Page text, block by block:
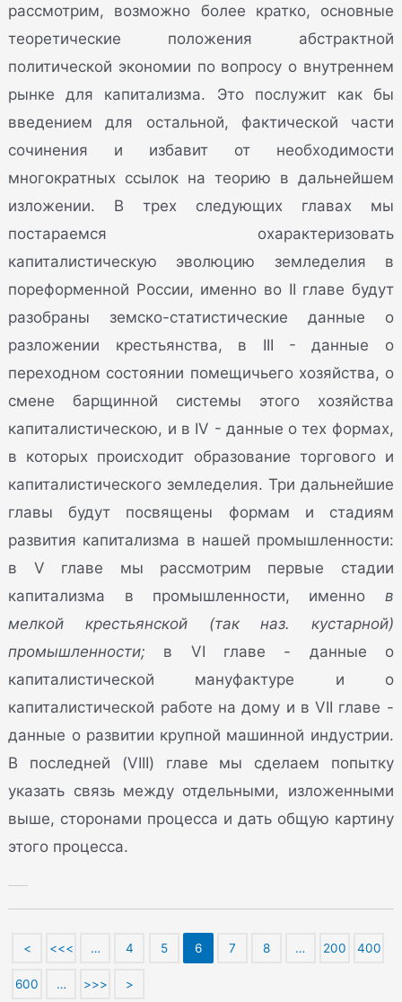
рассмотрим, возможно более кратко, основные
теоретические положения абстрактной
политической экономии по вопросу о внутреннем
рынке для капитализма. Это послужит как бы
введением для остальной, фактической части
сочинения и избавит от необходимости
многократных ссылок на теорию в дальнейшем
изложении. В трех следующих главах мы
постараемся охарактеризовать
капиталистическую эволюцию земледелия в
пореформенной России, именно во II главе будут
разобраны земско-статистические данные о
разложении крестьянства, в III - данные о
переходном состоянии помещичьего хозяйства, о
смене барщинной системы этого хозяйства
капиталистическою, и в IV - данные о тех формах,
в которых происходит образование торгового и
капиталистического земледелия. Три дальнейшие
главы будут посвящены формам и стадиям
развития капитализма в нашей промышленности:
в V главе мы рассмотрим первые стадии
капитализма в промышленности, именно в
мелкой крестьянской (так наз. кустарной)
промышленности; в VI главе - данные о
капиталистической мануфактуре и о
капиталистической работе на дому и в VII главе -
данные о развитии крупной машинной индустрии.
В последней (VIII) главе мы сделаем попытку
указать связь между отдельными, изложенными
выше, сторонами процесса и дать общую картину
этого процесса.
< <<< … 4 5 6 7 8 … 200 400
600 … >>> >